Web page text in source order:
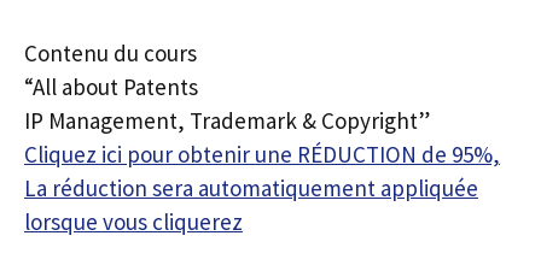
Contenu du cours
“All about Patents
IP Management, Trademark & Copyright”
Cliquez ici pour obtenir une RÉDUCTION de 95%,
La réduction sera automatiquement appliquée
lorsque vous cliquerez